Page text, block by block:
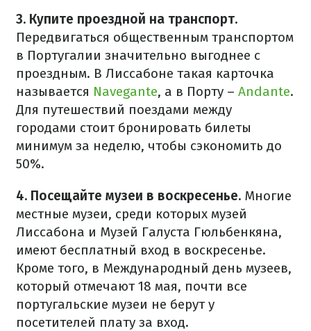
3. Купите проездной на транспорт.
Передвигаться общественным транспортом
в Португалии значительно выгоднее с
проездным. В Лиссабоне такая карточка
называется Navegante, а в Порту – Andante.
Для путешествий поездами между
городами стоит бронировать билеты
минимум за неделю, чтобы сэкономить до
50%.
4. Посещайте музеи в воскресенье. Многие
местные музеи, среди которых музей
Лиссабона и Музей Галуста Гюльбенкяна,
имеют бесплатный вход в воскресенье.
Кроме того, в Международный день музеев,
который отмечают 18 мая, почти все
португальские музеи не берут у
посетителей плату за вход.